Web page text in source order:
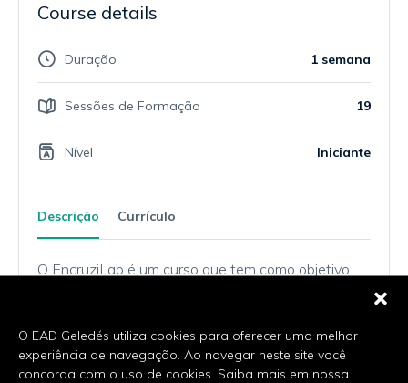
O EAD Geledés utiliza cookies para oferecer uma melhor
experiência de navegação. Ao navegar neste site você
concorda com o uso de cookies. Saiba mais em nossa
Descrição Currículo
O EncruziLab é um curso que tem como objetivo
Paulo. O programa é projetado em três módulos
distintos:
Course details
Duração 1 semana
Sessões de Formação 19
Nível Iniciante